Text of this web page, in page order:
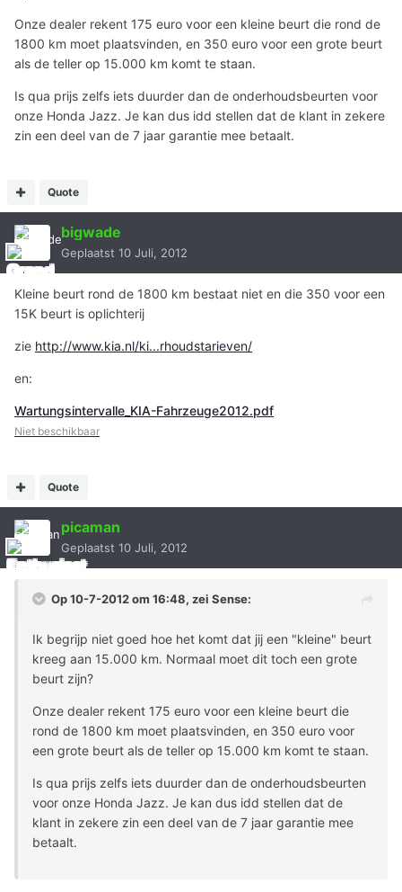
Onze dealer rekent 175 euro voor een kleine beurt die rond de
1800 km moet plaatsvinden, en 350 euro voor een grote beurt
als de teller op 15.000 km komt te staan.
Is qua prijs zelfs iets duurder dan de onderhoudsbeurten voor
onze Honda Jazz. Je kan dus idd stellen dat de klant in zekere
zin een deel van de 7 jaar garantie mee betaalt.
Quote
bigwade
Geplaatst 10 Juli, 2012
Kleine beurt rond de 1800 km bestaat niet en die 350 voor een
15K beurt is oplichterij
zie http://www.kia.nl/ki...rhoudstarieven/
en:
Wartungsintervalle_KIA-Fahrzeuge2012.pdf
Niet beschikbaar
Quote
picaman
Geplaatst 10 Juli, 2012
Op 10-7-2012 om 16:48, zei Sense:
Ik begrijp niet goed hoe het komt dat jij een "kleine" beurt
kreeg aan 15.000 km. Normaal moet dit toch een grote
beurt zijn?
Onze dealer rekent 175 euro voor een kleine beurt die
rond de 1800 km moet plaatsvinden, en 350 euro voor
een grote beurt als de teller op 15.000 km komt te staan.
Is qua prijs zelfs iets duurder dan de onderhoudsbeurten
voor onze Honda Jazz. Je kan dus idd stellen dat de
klant in zekere zin een deel van de 7 jaar garantie mee
betaalt.